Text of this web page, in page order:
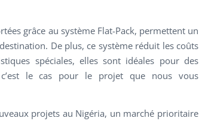
grâce au système Flat-Pack, permettent un
De plus, ce système réduit les coûts
spéciales, elles sont idéales pour des
le cas pour le projet que nous vous
projets au Nigéria, un marché prioritaire